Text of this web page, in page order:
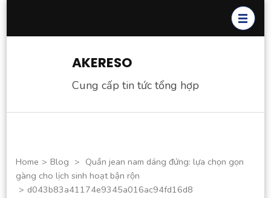
AKERESO
Cung cấp tin tức tổng hợp
Home > Blog > Quần jean nam dáng đứng: lựa chọn gọn
gàng cho lịch sinh hoạt bận rộn
> d043b83a41174e9345a016ac94fd16d8